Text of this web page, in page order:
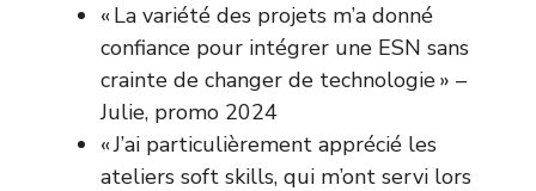
« La variété des projets m’a donné
confiance pour intégrer une ESN sans
crainte de changer de technologie » –
Julie, promo 2024
« J’ai particulièrement apprécié les
ateliers soft skills, qui m’ont servi lors